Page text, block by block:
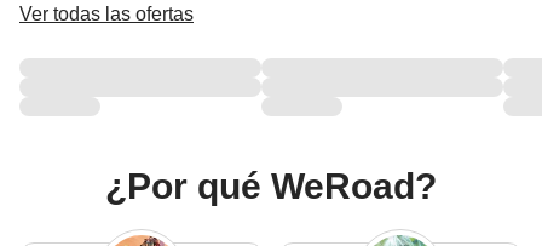
Ver todas las ofertas
¿Por qué WeRoad?